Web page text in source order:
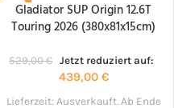
-17%
NACHBESTELLT!
Gladiator SUP Origin 12.6T
Touring 2026 (380x81x15cm)
529,00€ Jetzt reduziert auf:
439,00 €
Lieferzeit: Ausverkauft. Ab Ende